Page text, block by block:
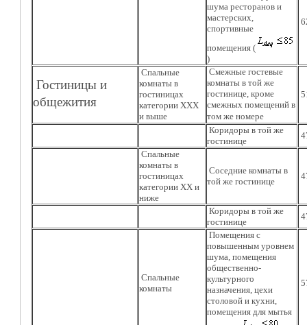
шума ресторанов и
мастерских,
спортивные
помещения (
)
Гостиницы и
общежития 
Спальные
комнаты в
гостиницах
категории ХХХ
и выше
Смежные гостевые
комнаты в той же
гостинице, кроме
смежных помещений в
том же номере 
Коридоры в той же
гостинице
Спальные
комнаты в
гостиницах
категории ХХ и
ниже
Соседние комнаты в
той же гостинице
Коридоры в той же
гостинице
Спальные
комнаты
Помещения с
повышенным уровнем
шума, помещения
общественно-
культурного
назначения, цехи
столовой и кухни,
помещения для мытья